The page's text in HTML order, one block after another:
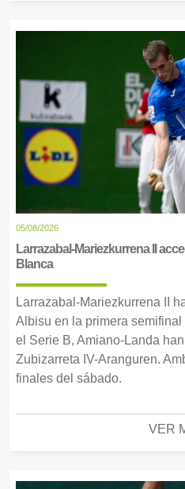
05/08/2026
Larrazabal-Mariezkurrena II
Blanca
Larrazabal-Mariezkurrena II
Albisu en la primera
el Serie B, Amiano-Landa
Zubizarreta IV-Aranguren.
finales del sábado.
VER